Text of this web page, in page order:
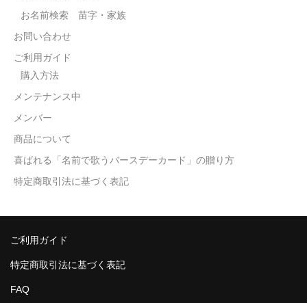
お名前検索 苗字・家族
お問い合わせ
ご利用ガイド
購入方法
メンテナンス中
メンバー
商品について
喜ばれる「名前で歌うバースデーカード」の贈り方
特定商取引法に基づく表記
ご利用ガイド
特定商取引法に基づく表記
FAQ